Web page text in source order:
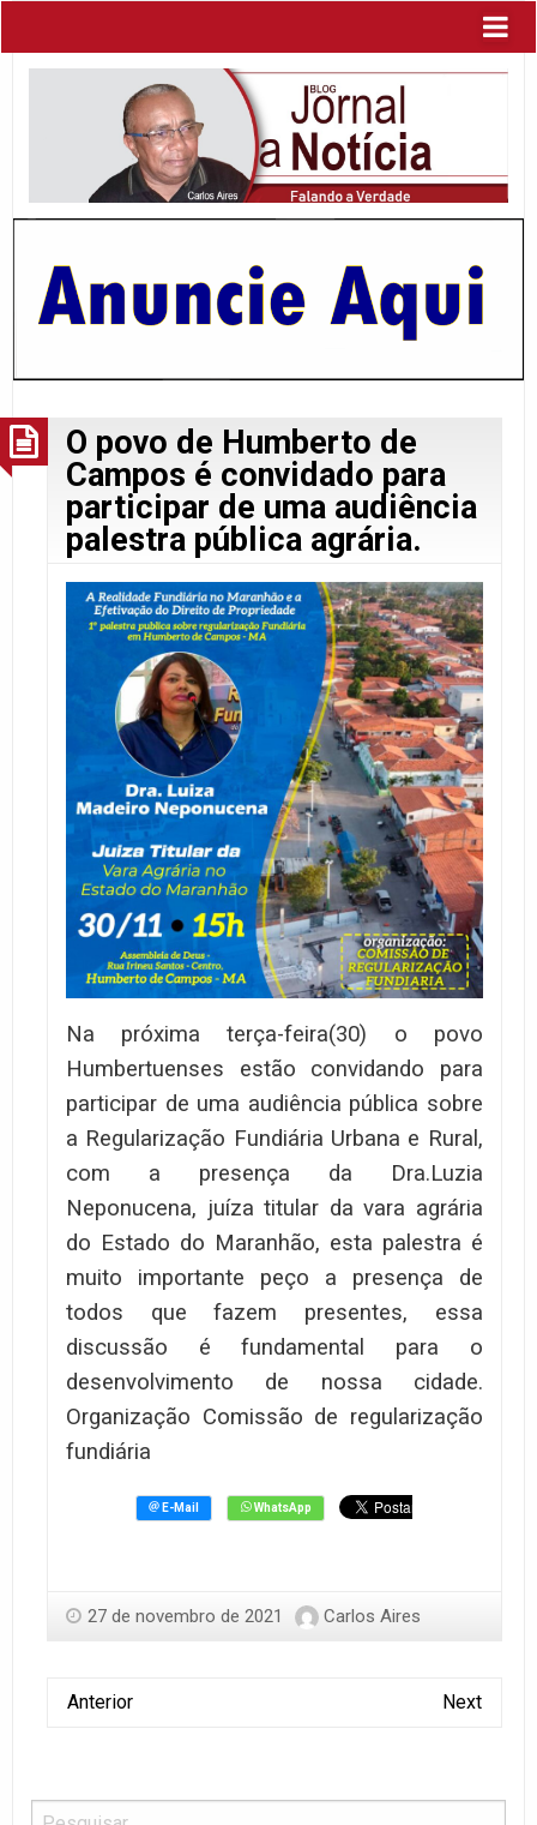
O povo de Humberto de
Campos é convidado para
participar de uma audiência
palestra pública agrária.
Na próxima terça-feira(30) o povo
Humbertuenses estão convidando para
participar de uma audiência pública sobre
a Regularização Fundiária Urbana e Rural,
com a presença da Dra.Luzia
Neponucena, juíza titular da vara agrária
do Estado do Maranhão, esta palestra é
muito importante peço a presença de
todos que fazem presentes, essa
discussão é fundamental para o
desenvolvimento de nossa cidade.
Organização Comissão de regularização
fundiária
27 de novembro de 2021 Carlos Aires
Anterior Next